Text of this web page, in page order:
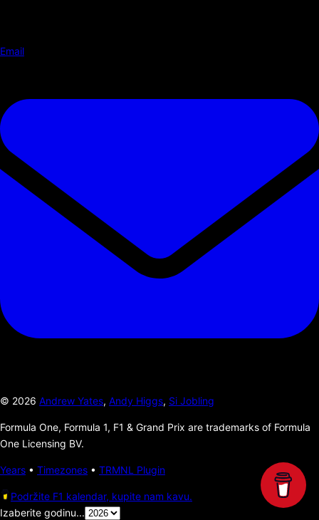
Email
© 2026 Andrew Yates, Andy Higgs, Si Jobling
Formula One, Formula 1, F1 & Grand Prix are trademarks of Formula
One Licensing BV.
Years • Timezones • TRMNL Plugin
Podržite F1 kalendar, kupite nam kavu.
Izaberite godinu...